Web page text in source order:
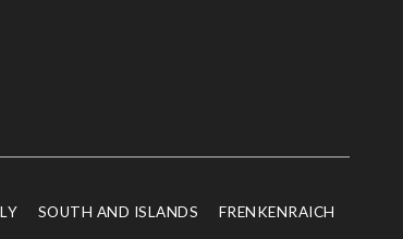
SOUTH AND ISLANDS FRENKENRAICH